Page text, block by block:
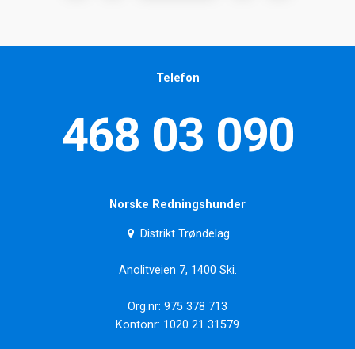
Telefon
468 03 090
Norske Redningshunder
Distrikt Trøndelag
Anolitveien 7, 1400 Ski.
Org.nr: 975 378 713
Kontonr: 1020 21 31579